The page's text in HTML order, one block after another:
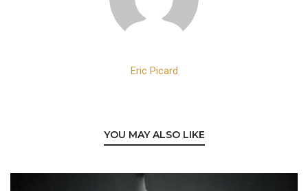
Eric Picard
YOU MAY ALSO LIKE